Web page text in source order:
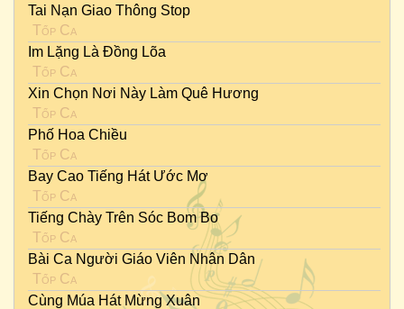
Tai Nạn Giao Thông Stop
Tốp Ca
Im Lặng Là Đồng Lõa
Tốp Ca
Xin Chọn Nơi Này Làm Quê Hương
Tốp Ca
Phố Hoa Chiều
Tốp Ca
Bay Cao Tiếng Hát Ước Mơ
Tốp Ca
Tiếng Chày Trên Sóc Bom Bo
Tốp Ca
Bài Ca Người Giáo Viên Nhân Dân
Tốp Ca
Cùng Múa Hát Mừng Xuân